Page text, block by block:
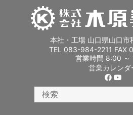
本社・工場 山口県山口市
TEL 083-984-2211 FAX
営業時間 8:00 ～
営業カレンダ